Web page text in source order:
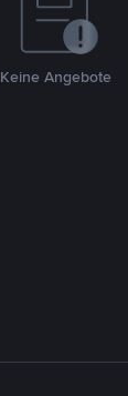
Keine Angebote